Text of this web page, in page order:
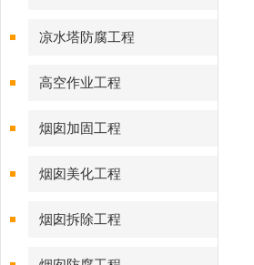
凉水塔防腐工程
高空作业工程
烟囱加固工程
烟囱美化工程
烟囱拆除工程